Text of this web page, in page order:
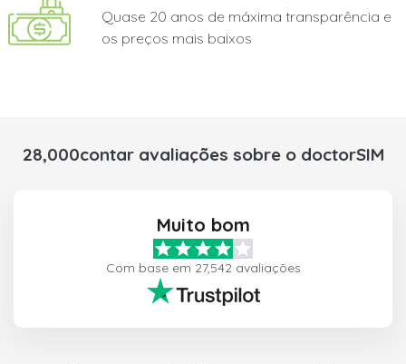
Quase 20 anos de máxima transparência e
os preços mais baixos
28,000contar avaliações sobre o doctorSIM
Muito bom
Com base em 27,542 avaliações